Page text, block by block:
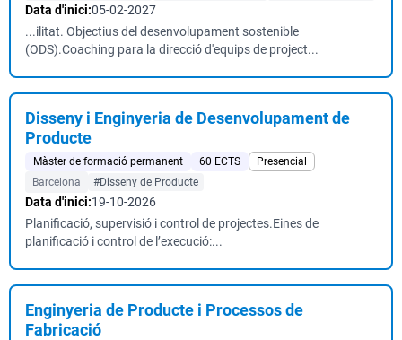
Data d'inici:05-02-2027
...ilitat. Objectius del desenvolupament sostenible
(ODS).Coaching para la direcció d'equips de project...
Disseny i Enginyeria de Desenvolupament de
Producte
Màster de formació permanent 60 ECTS
Presencial
Barcelona
#Disseny de Producte
Data d'inici:19-10-2026
Planificació, supervisió i control de projectes.Eines de
planificació i control de l’execució:...
Enginyeria de Producte i Processos de
Fabricació